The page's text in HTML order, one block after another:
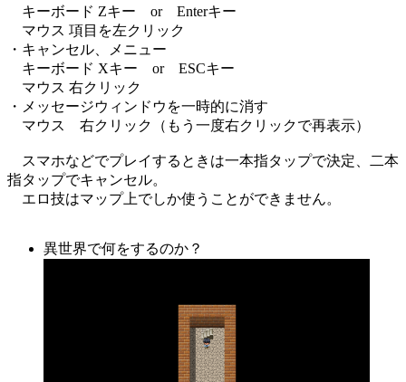
キーボード Zキー or Enterキー
マウス 項目を左クリック
・キャンセル、メニュー
キーボード Xキー or ESCキー
マウス 右クリック
・メッセージウィンドウを一時的に消す
マウス 右クリック（もう一度右クリックで再表示）
スマホなどでプレイするときは一本指タップで決定、二本
指タップでキャンセル。
エロ技はマップ上でしか使うことができません。
異世界で何をするのか？